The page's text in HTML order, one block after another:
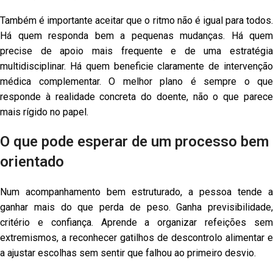
Também é importante aceitar que o ritmo não é igual para todos.
Há quem responda bem a pequenas mudanças. Há quem
precise de apoio mais frequente e de uma estratégia
multidisciplinar. Há quem beneficie claramente de intervenção
médica complementar. O melhor plano é sempre o que
responde à realidade concreta do doente, não o que parece
mais rígido no papel.
O que pode esperar de um processo bem
orientado
Num acompanhamento bem estruturado, a pessoa tende a
ganhar mais do que perda de peso. Ganha previsibilidade,
critério e confiança. Aprende a organizar refeições sem
extremismos, a reconhecer gatilhos de descontrolo alimentar e
a ajustar escolhas sem sentir que falhou ao primeiro desvio.